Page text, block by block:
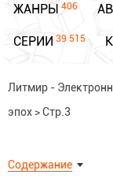
ЖАНРЫ 406
СЕРИИ 39 515
Литмир -
эпох >Стр.3
Содержание